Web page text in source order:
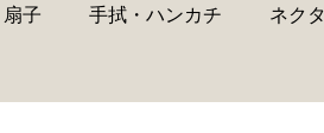
扇子 手拭・ハンカチ ネク